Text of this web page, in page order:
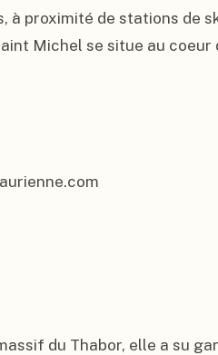
à proximité de stations de
Michel se situe au
du Thabor, elle a su